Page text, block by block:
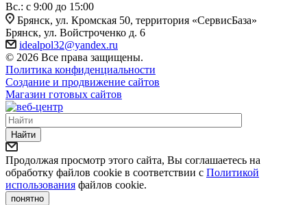
Bc.: с 9:00 до 15:00
Брянск, ул. Кромская 50, территория «СервисБаза»
Брянск, ул. Войстроченко д. 6
idealpol32@yandex.ru
© 2026 Все права защищены.
Политика конфиденциальности
Создание и продвижение сайтов
Магазин готовых сайтов
Найти
Продолжая просмотр этого сайта, Вы соглашаетесь на
обработку файлов cookie в соответствии с Политикой
использования файлов cookie.
понятно